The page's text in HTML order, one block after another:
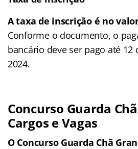
A taxa de inscrição é no valor
Conforme o documento, o
bancário deve ser pago até
2024.
Concurso Guarda
Cargos e Vagas
O Concurso Guarda Chã